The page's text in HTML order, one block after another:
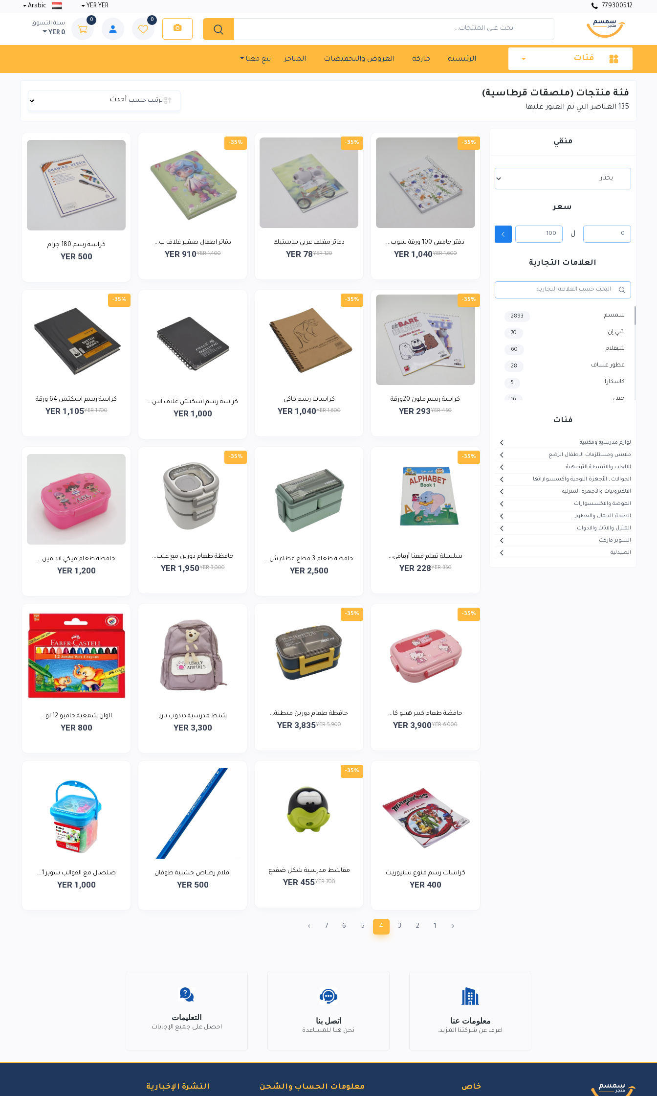
779300512
YER YER
0
0
سلة التسوق
YER 0
فئات الرئيسية ماركة العروض والتخفيضات المتاجر بيع معنا
فئة منتجات (ملصقات قرطاسية)
135 العناصر التي تم العثور عليها
ترتيب حسب
منقي
سعر
ل
العلامات التجارية
سمسم 2893
شي إن 70
شيقلام 60
عطور عساف 28
كاسكارا 5
جيني 16
هاير
ميديا
ماجستي
تيفال
سوني
فئات
لوازم مدرسية ومكتبية
ملابس ومستلزمات الاطفال الرضع
الالعاب والانشطة الترفيهية
الجوالات , الأجهزة اللوحية واكسسواراتها
الالكترونيات والأجهزة المنزلية
الموضة والاكسسوارات
الصحة, الجمال والعطور
المنزل والاثاث والادوات
السوبر ماركت
الصيدلية
-35%
دفتر جامعي 100 ورقة سوب...
YER 1,600
YER 1,040
-35%
دفاتر مغلف عربي بلاستيك
YER 120
YER 78
-35%
دفاتر اطفال صغير غلاف ب...
YER 1,400
YER 910
كراسة رسم 180 جرام
YER 500
-35%
كراسة رسم ملون 20ورقة
YER 450
YER 293
-35%
كراسات رسم كاكي
YER 1,600
YER 1,040
كراسة رسم اسكتش غلاف اس...
YER 1,000
-35%
كراسة رسم اسكتش 64 ورقة
YER 1,700
YER 1,105
-35%
سلسلة تعلم معنا أرقامي...
YER 350
YER 228
حافظة طعام 3 قطع غطاء ش...
YER 2,500
-35%
حافظة طعام دورين مع علب...
YER 3,000
YER 1,950
حافظة طعام ميكي اند مين...
YER 1,200
-35%
حافظة طعام كبير هيلو كا...
YER 6,000
YER 3,900
-35%
حافظة طعام دورين مبطنة...
YER 5,900
YER 3,835
شنط مدرسية دبدوب بارز
YER 3,300
الوان شمعية جامبو 12 لو...
YER 800
كراسات رسم منوع سنيوريت
YER 400
-35%
مقاشط مدرسية شكل ضفدع
YER 700
YER 455
اقلام رصاص خشبية طوفان
YER 500
صلصال مع القوالب سوبر 1...
YER 1,000
‹
1
2
3
4
5
6
7
›
معلومات عنا
اعرف عن شركتنا المزيد.
اتصل بنا
نحن هنا للمساعدة
التعليمات
احصل على جميع الإجابات
خاص معلومات الحساب والشحن النشرة الإخبارية